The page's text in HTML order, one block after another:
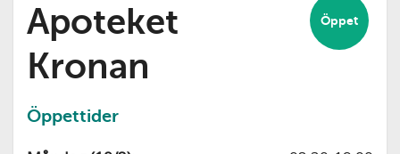
Öppet
Apoteket
Kronan
Öppettider